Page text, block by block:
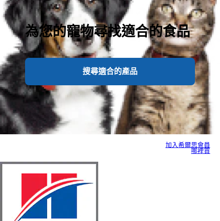
為您的寵物尋找適合的食品
搜尋適合的產品
加入希爾思會員
哪裡買